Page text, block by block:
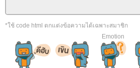
*ใช้ code html ตกแต่งข้อความได้เฉพาะสมาชิก
Emotion